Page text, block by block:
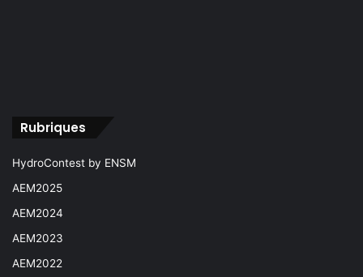
Rubriques
HydroContest by ENSM
AEM2025
AEM2024
AEM2023
AEM2022